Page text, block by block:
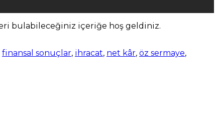
bulabileceğiniz içeriğe hoş geldiniz.
finansal sonuçlar, ihracat, net kâr, öz sermaye,